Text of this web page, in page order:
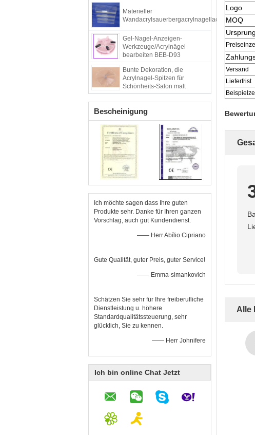
Materieller
Wandacrylsauerbergacrylnagellackanzeige
Gel-Nagel-Anzeigen-
Werkzeuge/Acrylnägel
bearbeiten BEB-D93
Bunte Dekoration, die
Acrylnagel-Spitzen für
Schönheits-Salon malt
Bescheinigung
Ich möchte sagen dass Ihre guten
Produkte sehr. Danke für Ihren ganzen
Vorschlag, auch gut Kundendienst.
—— Herr Abílio Cipriano
Gute Qualität, guter Preis, guter Service!
—— Emma-simankovich
Schätzen Sie sehr für Ihre freiberufliche
Dienstleistung u. höhere
Standardqualitätssteuerung, sehr
glücklich, Sie zu kennen.
—— Herr Johnifere
Ich bin online Chat Jetzt
Logo
MOQ
Versand
Lieferfrist
Alle